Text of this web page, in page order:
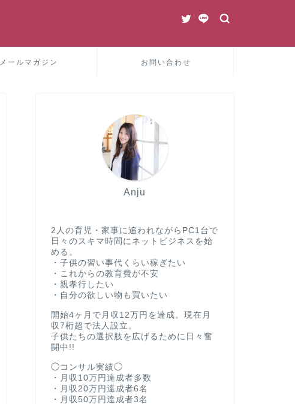
メールマガジン お問い合わせ
Anju
2人の育児・家事に追われながらPC1台で
日々のスキマ時間にネットビジネスを始
める。
・子供の習い事代くらい稼ぎたい
・これからの教育費が不安
・親孝行したい
・自分の欲しい物も買いたい
開始4ヶ月で月収12万円を達成。現在月
収7桁超で法人設立。
子供たちの選択肢を広げるために日々奮
闘中!!
◯コンサル実績◯
・月収10万円達成者多数
・月収20万円達成者6名
・月収50万円達成者3名